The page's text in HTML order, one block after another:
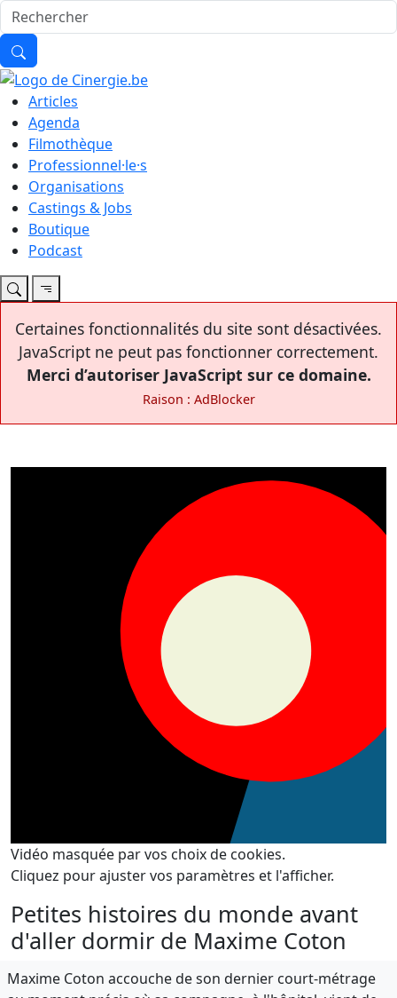
Articles
Agenda
Filmothèque
Professionnel·le·s
Organisations
Castings & Jobs
Boutique
Podcast
Certaines fonctionnalités du site sont désactivées.
JavaScript ne peut pas fonctionner correctement.
Merci d’autoriser JavaScript sur ce domaine.
Raison : AdBlocker
Vidéo masquée par vos choix de cookies.
Cliquez pour ajuster vos paramètres et l'afficher.
Petites histoires du monde avant
d'aller dormir de Maxime Coton
Maxime Coton accouche de son dernier court-métrage